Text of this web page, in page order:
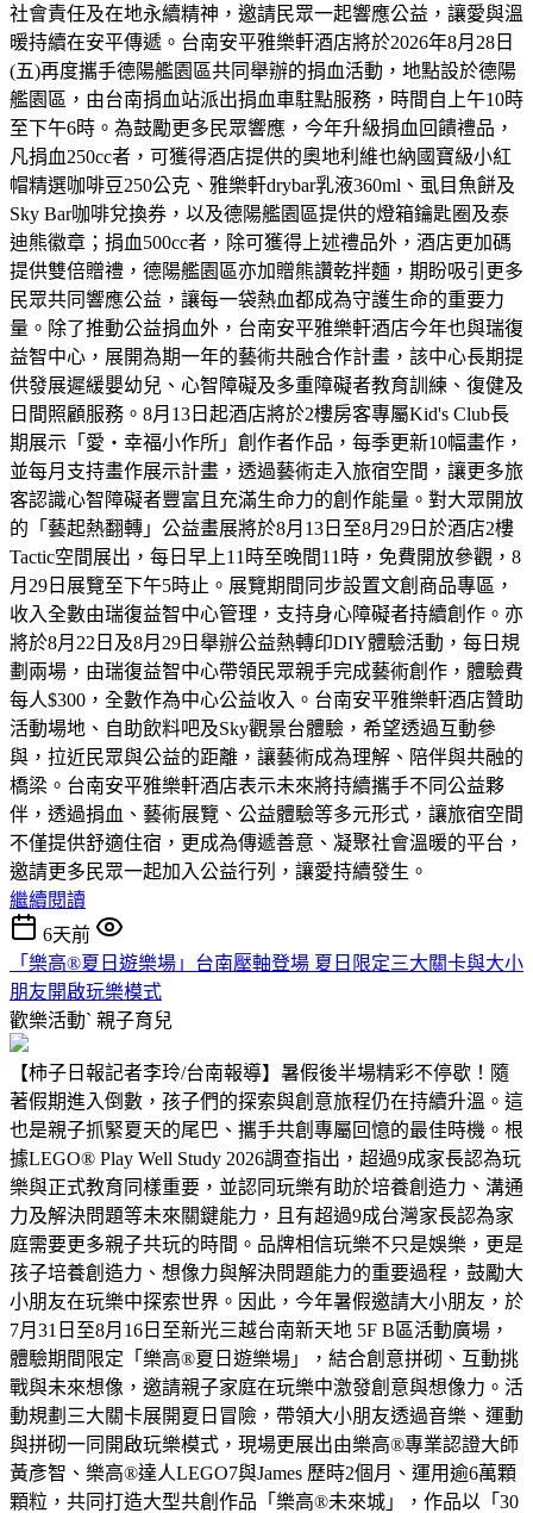
社會責任及在地永續精神，邀請民眾一起響應公益，讓愛與溫
暖持續在安平傳遞。台南安平雅樂軒酒店將於2026年8月28日
(五)再度攜手德陽艦園區共同舉辦的捐血活動，地點設於德陽
艦園區，由台南捐血站派出捐血車駐點服務，時間自上午10時
至下午6時。為鼓勵更多民眾響應，今年升級捐血回饋禮品，
凡捐血250cc者，可獲得酒店提供的奧地利維也納國寶級小紅
帽精選咖啡豆250公克、雅樂軒drybar乳液360ml、虱目魚餅及
Sky Bar咖啡兌換券，以及德陽艦園區提供的燈箱鑰匙圈及泰
迪熊徽章；捐血500cc者，除可獲得上述禮品外，酒店更加碼
提供雙倍贈禮，德陽艦園區亦加贈熊讚乾拌麵，期盼吸引更多
民眾共同響應公益，讓每一袋熱血都成為守護生命的重要力
量。除了推動公益捐血外，台南安平雅樂軒酒店今年也與瑞復
益智中心，展開為期一年的藝術共融合作計畫，該中心長期提
供發展遲緩嬰幼兒、心智障礙及多重障礙者教育訓練、復健及
日間照顧服務。8月13日起酒店將於2樓房客專屬Kid's Club長
期展示「愛・幸福小作所」創作者作品，每季更新10幅畫作，
並每月支持畫作展示計畫，透過藝術走入旅宿空間，讓更多旅
客認識心智障礙者豐富且充滿生命力的創作能量。對大眾開放
的「藝起熱翻轉」公益畫展將於8月13日至8月29日於酒店2樓
Tactic空間展出，每日早上11時至晚間11時，免費開放參觀，8
月29日展覽至下午5時止。展覽期間同步設置文創商品專區，
收入全數由瑞復益智中心管理，支持身心障礙者持續創作。亦
將於8月22日及8月29日舉辦公益熱轉印DIY體驗活動，每日規
劃兩場，由瑞復益智中心帶領民眾親手完成藝術創作，體驗費
每人$300，全數作為中心公益收入。台南安平雅樂軒酒店贊助
活動場地、自助飲料吧及Sky觀景台體驗，希望透過互動參
與，拉近民眾與公益的距離，讓藝術成為理解、陪伴與共融的
橋梁。台南安平雅樂軒酒店表示未來將持續攜手不同公益夥
伴，透過捐血、藝術展覽、公益體驗等多元形式，讓旅宿空間
不僅提供舒適住宿，更成為傳遞善意、凝聚社會溫暖的平台，
邀請更多民眾一起加入公益行列，讓愛持續發生。
繼續閱讀
6天前
「樂高®夏日遊樂場」台南壓軸登場 夏日限定三大關卡與大小
朋友開啟玩樂模式
歡樂活動ˋ 親子育兒
【柿子日報記者李玲/台南報導】暑假後半場精彩不停歇！隨
著假期進入倒數，孩子們的探索與創意旅程仍在持續升溫。這
也是親子抓緊夏天的尾巴、攜手共創專屬回憶的最佳時機。根
據LEGO® Play Well Study 2026調查指出，超過9成家長認為玩
樂與正式教育同樣重要，並認同玩樂有助於培養創造力、溝通
力及解決問題等未來關鍵能力，且有超過9成台灣家長認為家
庭需要更多親子共玩的時間。品牌相信玩樂不只是娛樂，更是
孩子培養創造力、想像力與解決問題能力的重要過程，鼓勵大
小朋友在玩樂中探索世界。因此，今年暑假邀請大小朋友，於
7月31日至8月16日至新光三越台南新天地 5F B區活動廣場，
體驗期間限定「樂高®夏日遊樂場」，結合創意拼砌、互動挑
戰與未來想像，邀請親子家庭在玩樂中激發創意與想像力。活
動規劃三大關卡展開夏日冒險，帶領大小朋友透過音樂、運動
與拼砌一同開啟玩樂模式，現場更展出由樂高®專業認證大師
黃彥智、樂高®達人LEGO7與James 歷時2個月、運用逾6萬顆
顆粒，共同打造大型共創作品「樂高®未來城」，作品以「30